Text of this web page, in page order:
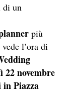
di un
più
l’ora di
22 novembre
Piazza